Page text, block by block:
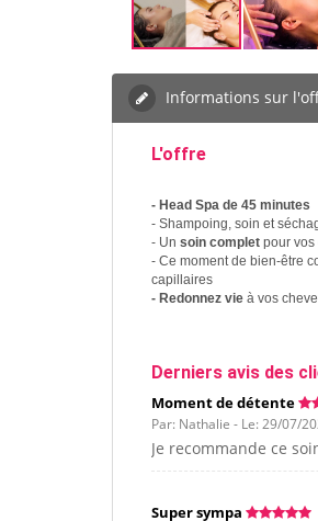
Informations sur
L'offre
- Head Spa de 45 minutes
- Shampoing, soin et
- Un soin complet pour vos
- Ce moment de bien-être
capillaires
- Redonnez vie à vos
Derniers avis des
Moment de détente
Par: Nathalie - Le: 29/07/
Je recommande ce
Super sympa